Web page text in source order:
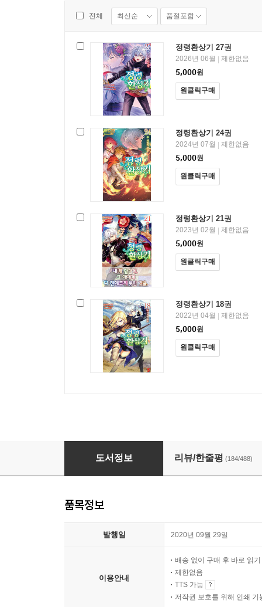
전체 최신순 품절포함
정령환상기 27권
2026년 06월
제한없음
5,000원
원클릭구매
정령환상기 24권
2024년 07월
제한없음
5,000원
원클릭구매
정령환상기 21권
2023년 02월
제한없음
5,000원
원클릭구매
정령환상기 18권
2022년 04월
제한없음
5,000원
원클릭구매
정령환상기
도서정보 리뷰/한줄평 (184/488)
품목정보
발행일 2020년 09월 29일
이용안내
배송 없이 구매 후 바로 읽기
제한없음
TTS 가능
저작권 보호를 위해 인쇄 기